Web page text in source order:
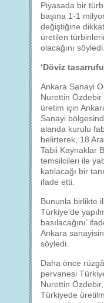
Piyasada bir
başına 1-1
değiştiğine
üretilen
olacağını söyledi.
‘Döviz
Ankara Sanayi
Nurettin Özdebir
üretim için
Sanayi
alanda kurulu
belirterek, 18
Tabii Kaynaklar
temsilcileri ile
katılacağı bir
ifade etti.
Bununla birlikte
Türkiye’de
basılacağını’
Ankara
söyledi.
Daha önce
pervanesi
Nurettin
Türkiyede